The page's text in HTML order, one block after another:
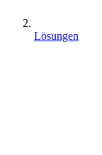
Lösungen